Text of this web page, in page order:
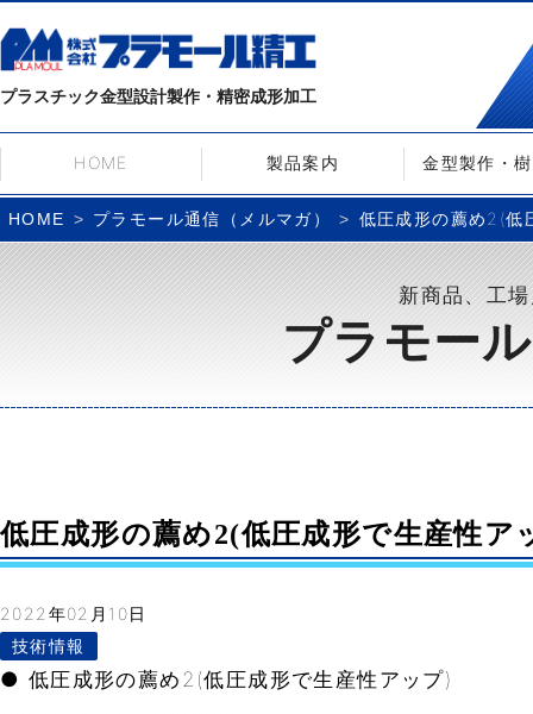
プラスチック金型設計製作・精密成形加工
HOME 製品案内 金型製作・
HOME プラモール通信（メルマガ） 低圧成形の薦め2(低
新商品、工
プラモー
低圧成形の薦め2(低圧成形で生産性ア
2022年02月10日
技術情報
● 低圧成形の薦め2(低圧成形で生産性アップ)